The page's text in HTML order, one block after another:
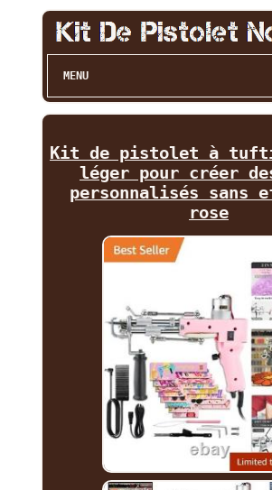
MENU
Kit de pistolet à
léger pour créer
personnalisés sans
rose